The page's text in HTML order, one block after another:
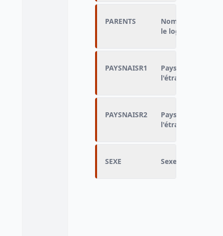
PARENTS
Nombre de
le logement (y
PAYSNAISR1
Pays de
l'étranger
PAYSNAISR2
Pays de
l'étranger
SEXE Sexe